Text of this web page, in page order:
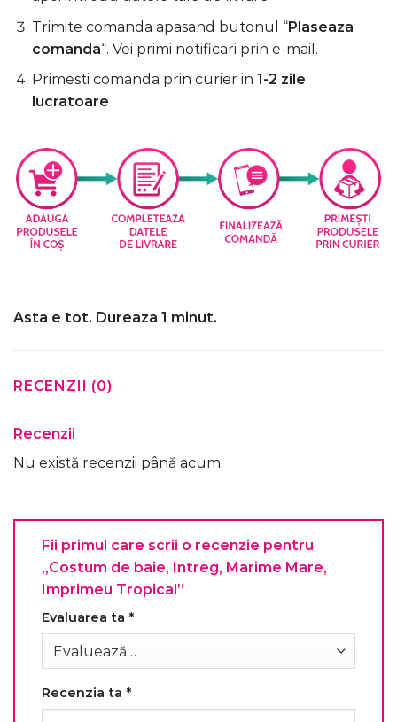
Trimite comanda apasand butonul “Plaseaza
comanda“. Vei primi notificari prin e-mail.
Primesti comanda prin curier in 1-2 zile
lucratoare
Asta e tot. Dureaza 1 minut.
RECENZII (0)
Recenzii
Nu există recenzii până acum.
Fii primul care scrii o recenzie pentru
„Costum de baie, Intreg, Marime Mare,
Imprimeu Tropical”
Evaluarea ta *
Recenzia ta *